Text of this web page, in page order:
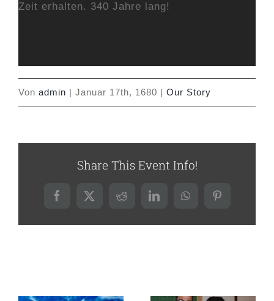
Zeit erhalten. 340 Jahre lang!
Von admin | Januar 17th, 1680 | Our Story
Share This Event Info!
Facebook
X RedditLinkedInWhatsAppPinterest